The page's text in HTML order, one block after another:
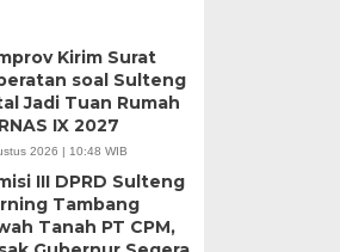
Kirim Surat
soal Sulteng
Jadi Tuan Rumah
IX 2027
2026 | 10:48 WIB
III DPRD Sulteng
Tambang
Tanah PT CPM,